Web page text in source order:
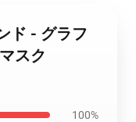
ド - グラフ
スク
100%